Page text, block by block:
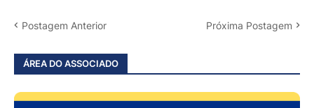
Postagem Anterior Próxima Postagem
ÁREA DO ASSOCIADO